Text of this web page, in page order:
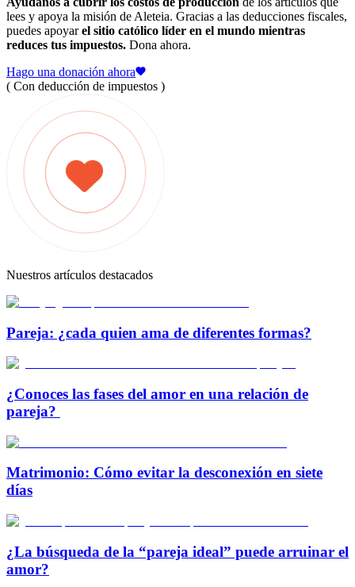
lees y apoya la misión de Aleteia. Gracias a las deducciones fiscales,
puedes apoyarel sitio católico líder en el mundo mientras
reduces tus impuestos. Dona ahora.
Hago una donación ahora
( Con deducción de impuestos )
Nuestros artículos destacados
Pareja: ¿cada quien ama de diferentes formas?
¿Conoces las fases del amor en una relación de
pareja?
Matrimonio: Cómo evitar la desconexión en siete
días
¿La búsqueda de la “pareja ideal” puede arruinar el
amor?